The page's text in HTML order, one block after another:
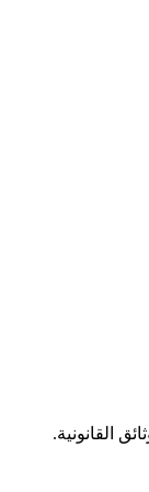
القانونية.